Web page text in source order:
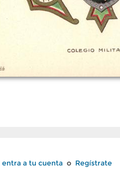
entra a tu cuenta o Regístrate